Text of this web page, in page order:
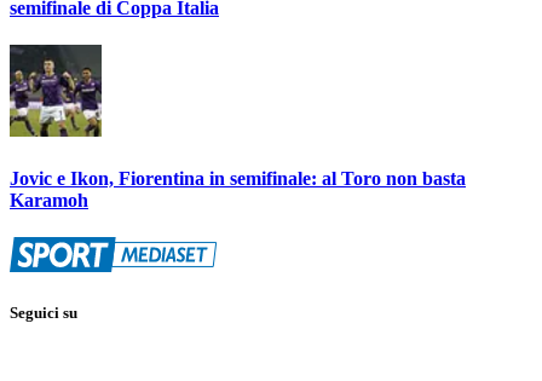
semifinale di Coppa Italia
Jovic e Ikon, Fiorentina in semifinale: al Toro non basta
Karamoh
Seguici su